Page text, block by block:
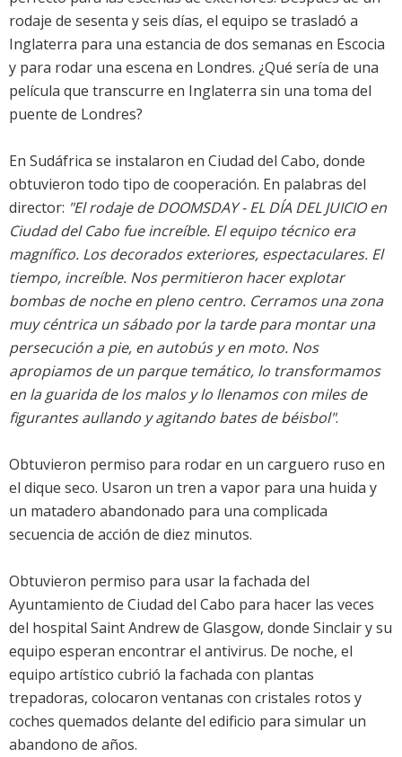
rodaje de sesenta y seis días, el equipo se trasladó a
Inglaterra para una estancia de dos semanas en Escocia
y para rodar una escena en Londres. ¿Qué sería de una
película que transcurre en Inglaterra sin una toma del
puente de Londres?
En Sudáfrica se instalaron en Ciudad del Cabo, donde
obtuvieron todo tipo de cooperación. En palabras del
director: "El rodaje de DOOMSDAY - EL DÍA DEL JUICIO en
Ciudad del Cabo fue increíble. El equipo técnico era
magnífico. Los decorados exteriores, espectaculares. El
tiempo, increíble. Nos permitieron hacer explotar
bombas de noche en pleno centro. Cerramos una zona
muy céntrica un sábado por la tarde para montar una
persecución a pie, en autobús y en moto. Nos
apropiamos de un parque temático, lo transformamos
en la guarida de los malos y lo llenamos con miles de
figurantes aullando y agitando bates de béisbol".
Obtuvieron permiso para rodar en un carguero ruso en
el dique seco. Usaron un tren a vapor para una huida y
un matadero abandonado para una complicada
secuencia de acción de diez minutos.
Obtuvieron permiso para usar la fachada del
Ayuntamiento de Ciudad del Cabo para hacer las veces
del hospital Saint Andrew de Glasgow, donde Sinclair y su
equipo esperan encontrar el antivirus. De noche, el
equipo artístico cubrió la fachada con plantas
trepadoras, colocaron ventanas con cristales rotos y
coches quemados delante del edificio para simular un
abandono de años.